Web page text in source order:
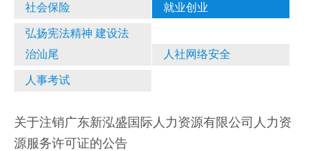
社会保险 就业创业
弘扬宪法精神 建设法
治汕尾
人社网络安全
人事考试
关于注销广东新泓盛国际人力资源有限公司人力资
源服务许可证的公告